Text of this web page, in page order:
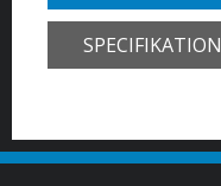
SPECIFIKATION